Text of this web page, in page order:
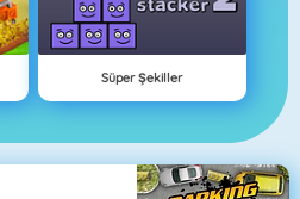
Süper Şekiller